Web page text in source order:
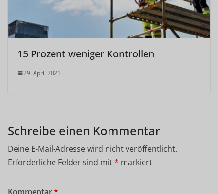
15 Prozent weniger Kontrollen
29. April 2021
Schreibe einen Kommentar
Deine E-Mail-Adresse wird nicht veröffentlicht.
Erforderliche Felder sind mit* markiert
Kommentar*